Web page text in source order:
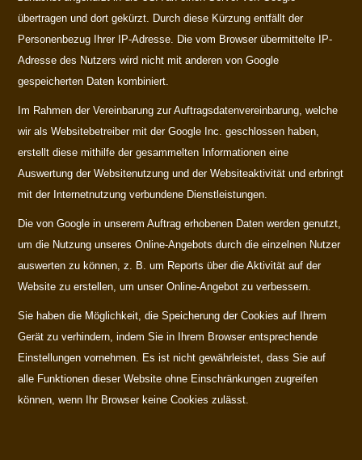
übertragen und dort gekürzt. Durch diese Kürzung entfällt der
Personenbezug Ihrer IP-Adresse. Die vom Browser übermittelte IP-
Adresse des Nutzers wird nicht mit anderen von Google
gespeicherten Daten kombiniert.
Im Rahmen der Vereinbarung zur Auftragsdatenvereinbarung, welche
wir als Websitebetreiber mit der Google Inc. geschlossen haben,
erstellt diese mithilfe der gesammelten Informationen eine
Auswertung der Websitenutzung und der Websiteaktivität und erbringt
mit der Internetnutzung verbundene Dienstleistungen.
Die von Google in unserem Auftrag erhobenen Daten werden genutzt,
um die Nutzung unseres Online-Angebots durch die einzelnen Nutzer
auswerten zu können, z. B. um Reports über die Aktivität auf der
Website zu erstellen, um unser Online-Angebot zu verbessern.
Sie haben die Möglichkeit, die Speicherung der Cookies auf Ihrem
Gerät zu verhindern, indem Sie in Ihrem Browser entsprechende
Einstellungen vornehmen. Es ist nicht gewährleistet, dass Sie auf
alle Funktionen dieser Website ohne Einschränkungen zugreifen
können, wenn Ihr Browser keine Cookies zulässt.